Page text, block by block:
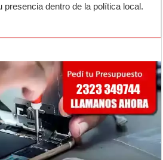
presencia dentro de la política local.